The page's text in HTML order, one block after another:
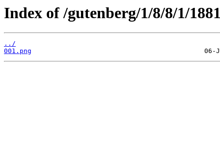
Index of /gutenberg/1/8/8/1/
../
001.png